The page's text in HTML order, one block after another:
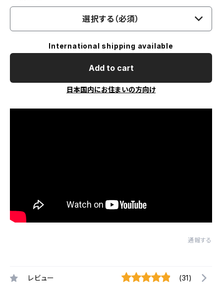
選択する（必須）
International shipping available
Add to cart
日本国内にお住まいの方向け
通報する
レビュー (31)